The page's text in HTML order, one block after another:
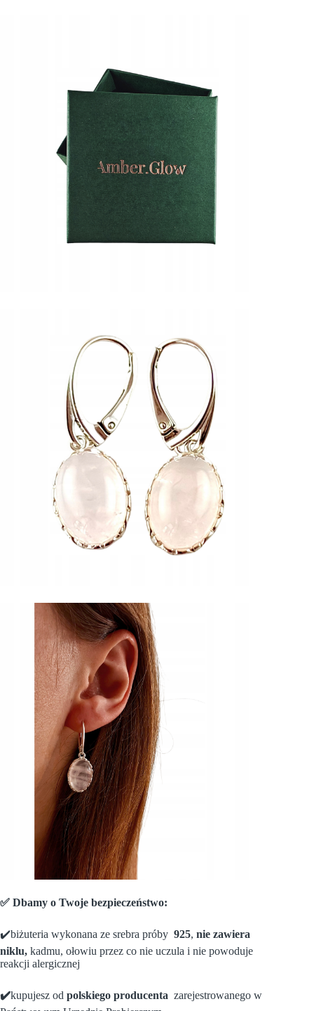
✅ Dbamy o Twoje bezpieczeństwo:
✔️biżuteria wykonana ze srebra próby 925, nie zawiera
niklu, kadmu, ołowiu przez co nie uczula i nie powoduje
reakcji alergicznej
✔️kupujesz od polskiego producenta zarejestrowanego w